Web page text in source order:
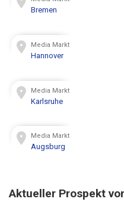
Bremen
Media Markt
Hannover
Media Markt
Karlsruhe
Media Markt
Augsburg
Aktueller Prospekt